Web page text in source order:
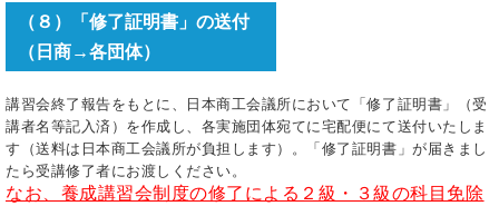
（８）「修了証明書」の送付
（日商→各団体）
講習会終了報告をもとに、日本商工会議所において「修了証明書」（受
講者名等記入済）を作成し、各実施団体宛てに宅配便にて送付いたしま
す（送料は日本商工会議所が負担します）。「修了証明書」が届きまし
たら受講修了者にお渡しください。
なお、養成講習会制度の修了による２級・３級の科目免除